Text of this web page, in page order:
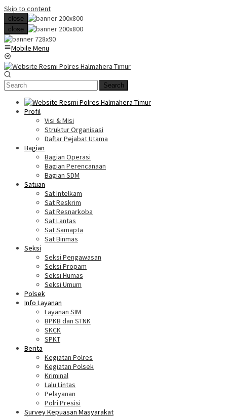
Skip to content
close
close
Mobile Menu
Search
Profil
Visi & Misi
Struktur Organisasi
Daftar Pejabat Utama
Bagian
Bagian Operasi
Bagian Perencanaan
Bagian SDM
Satuan
Sat Intelkam
Sat Reskrim
Sat Resnarkoba
Sat Lantas
Sat Samapta
Sat Binmas
Seksi
Seksi Pengawasan
Seksi Propam
Seksi Humas
Seksi Umum
Polsek
Info Layanan
Layanan SIM
BPKB dan STNK
SKCK
SPKT
Berita
Kegiatan Polres
Kegiatan Polsek
Kriminal
Lalu Lintas
Pelayanan
Polri Presisi
Survey Kepuasan Masyarakat